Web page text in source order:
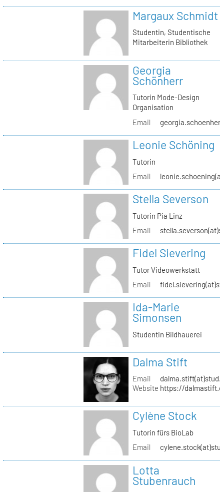
Margaux Schmidt
Studentin, Studentische
Mitarbeiterin Bibliothek
Georgia
Schönherr
Tutorin Mode-Design
Organisation
Email
Leonie Schöning
Tutorin
Email
Stella Severson
Tutorin Pia Linz
Email
Fidel Sievering
Tutor Videowerkstatt
Email
Ida-Marie
Simonsen
Studentin Bildhauerei
Dalma Stift
Email
Website https://
Cylène Stock
Tutorin fürs BioLab
Email
Lotta
Stubenrauch